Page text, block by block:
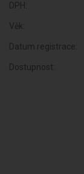
DPH:
Věk:
Datum registrace:
Dostupnost: